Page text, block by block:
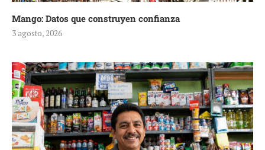
Mango: Datos que construyen confianza
3 agosto, 2026